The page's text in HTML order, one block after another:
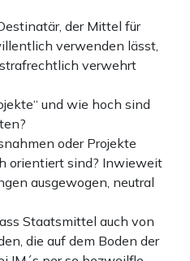
der Mittel für
verwenden lässt,
verwehrt
und wie hoch sind
oder Projekte
orientiert sind? Inwieweit
ausgewogen, neutral
Staatsmittel auch von
die auf dem Boden der